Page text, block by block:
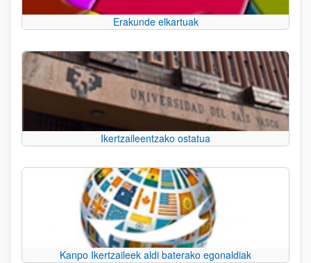
Erakunde elkartuak
Ikertzaileentzako ostatua
Kanpo Ikertzaileek aldi baterako egonaldiak